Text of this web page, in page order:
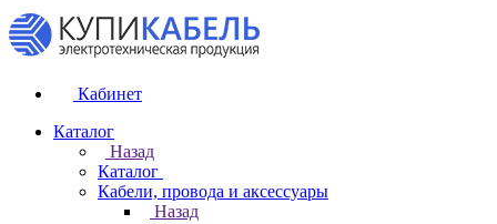
Кабинет
Каталог
Назад
Каталог
Кабели, провода и аксессуары
Назад